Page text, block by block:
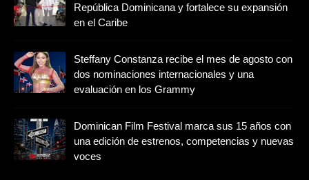
República Dominicana y fortalece su expansión
en el Caribe
Steffany Constanza recibe el mes de agosto con
dos nominaciones internacionales y una
evaluación en los Grammy
Dominican Film Festival marca sus 15 años con
una edición de estrenos, competencias y nuevas
voces